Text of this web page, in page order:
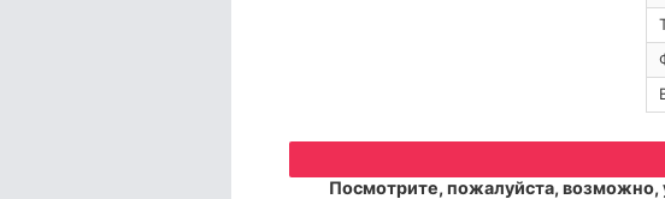
Посмотрите, пожалуйста,